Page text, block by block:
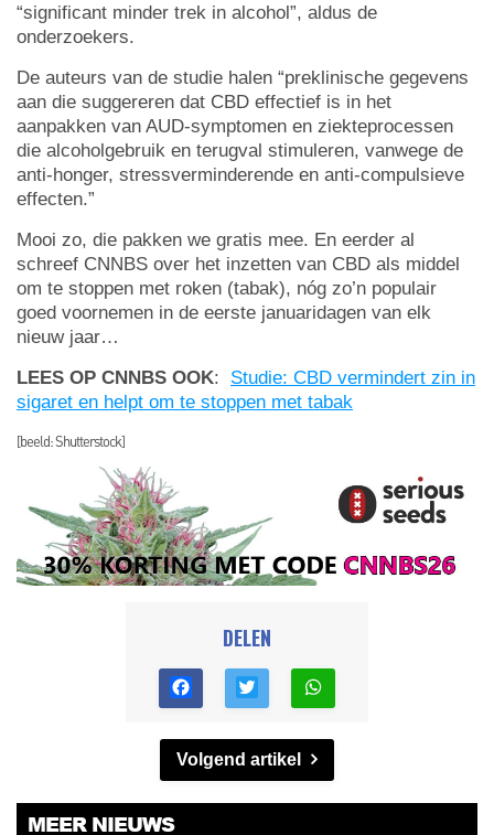
“significant minder trek in alcohol”, aldus de
onderzoekers.
De auteurs van de studie halen “preklinische gegevens
aan die suggereren dat CBD effectief is in het
aanpakken van AUD-symptomen en ziekteprocessen
die alcoholgebruik en terugval stimuleren, vanwege de
anti-honger, stressverminderende en anti-compulsieve
effecten.”
Mooi zo, die pakken we gratis mee. En eerder al
schreef CNNBS over het inzetten van CBD als middel
om te stoppen met roken (tabak), nóg zo’n populair
goed voornemen in de eerste januaridagen van elk
nieuw jaar…
LEES OP CNNBS OOK: Studie: CBD vermindert zin in
sigaret en helpt om te stoppen met tabak
[beeld: Shutterstock]
DELEN
Volgend artikel
MEER NIEUWS